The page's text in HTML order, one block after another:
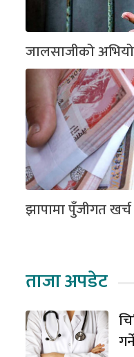
जालसाजीको
झापामा पुँजीगत खर्च
ताजा अपडेट